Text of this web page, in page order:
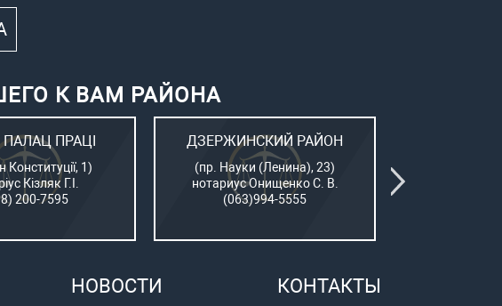
К ВАМ РАЙОНА
ПАЛАЦ ПРАЦІ
Конституції, 1)
Кізляк Г.І.
200-7595
ДЗЕРЖИНСКИЙ РАЙОН
(пр. Науки (Ленина), 23)
нотариус Онищенко С. В.
(063)994-5555
НОВОСТИ КОНТАКТЫ